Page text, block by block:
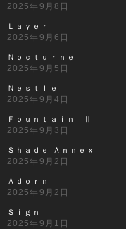
2025年9月8日
Ｌａｙｅｒ
2025年9月6日
Ｎｏｃｔｕｒｎｅ
2025年9月5日
Ｎｅｓｔｌｅ
2025年9月4日
Ｆｏｕｎｔａｉｎ Ⅱ
2025年9月3日
Ｓｈａｄｅ Ａｎｎｅｘ
2025年9月2日
Ａｄｏｒｎ
2025年9月2日
Ｓｉｇｎ
2025年9月1日